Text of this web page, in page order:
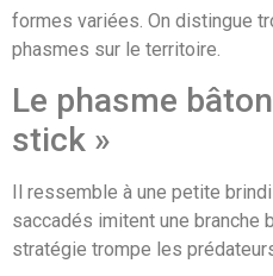
formes variées. On distingue
phasmes sur le territoire.
Le phasme
stick »
Il ressemble à une petite
saccadés imitent une branche
stratégie trompe les